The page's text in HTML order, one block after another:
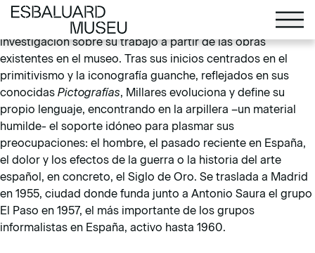
Es Baluard presenta en el Gabinet al artista Manolo Millares
(Las Palmas de Gran Canaria, 1926 – Madrid, 1972) y la
investigación sobre su trabajo a partir de las obras
existentes en el museo. Tras sus inicios centrados en el
primitivismo y la iconografía guanche, reflejados en sus
conocidas Pictografías, Millares evoluciona y define su
propio lenguaje, encontrando en la arpillera –un material
humilde- el soporte idóneo para plasmar sus
preocupaciones: el hombre, el pasado reciente en España,
el dolor y los efectos de la guerra o la historia del arte
español, en concreto, el Siglo de Oro. Se traslada a Madrid
en 1955, ciudad donde funda junto a Antonio Saura el grupo
El Paso en 1957, el más importante de los grupos
informalistas en España, activo hasta 1960.